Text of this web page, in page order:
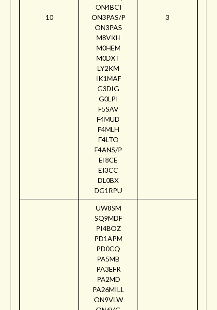
10
ON4BCI
ON3PAS/P
ON3PAS
M8VKH
M0HEM
M0DXT
LY2KM
IK1MAF
G3DIG
G0LPI
F5SAV
F4MUD
F4MLH
F4LTO
F4ANS/P
EI8CE
EI3CC
DL0BX
DG1RPU
3
UW8SM
SQ9MDF
PI4BOZ
PD1APM
PD0CQ
PA5MB
PA3EFR
PA2MD
PA26MILL
ON9VLW